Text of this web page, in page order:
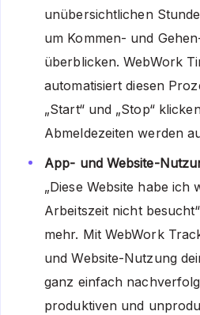
unübersichtlichen
um Kommen- und
überblicken. WebWork
automatisiert diesen
„Start“ und „Stop“
Abmeldezeiten werden
App- und Website-
„Diese Website habe ich
Arbeitszeit nicht
mehr. Mit WebWork
und Website-Nutzung
ganz einfach
produktiven und